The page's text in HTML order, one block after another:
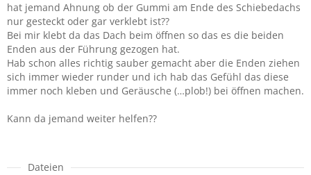
hat jemand Ahnung ob der Gummi am Ende des Schiebedachs
nur gesteckt oder gar verklebt ist??
Bei mir klebt da das Dach beim öffnen so das es die beiden
Enden aus der Führung gezogen hat.
Hab schon alles richtig sauber gemacht aber die Enden ziehen
sich immer wieder runder und ich hab das Gefühl das diese
immer noch kleben und Geräusche (…plob!) bei öffnen machen.
Kann da jemand weiter helfen??
Dateien